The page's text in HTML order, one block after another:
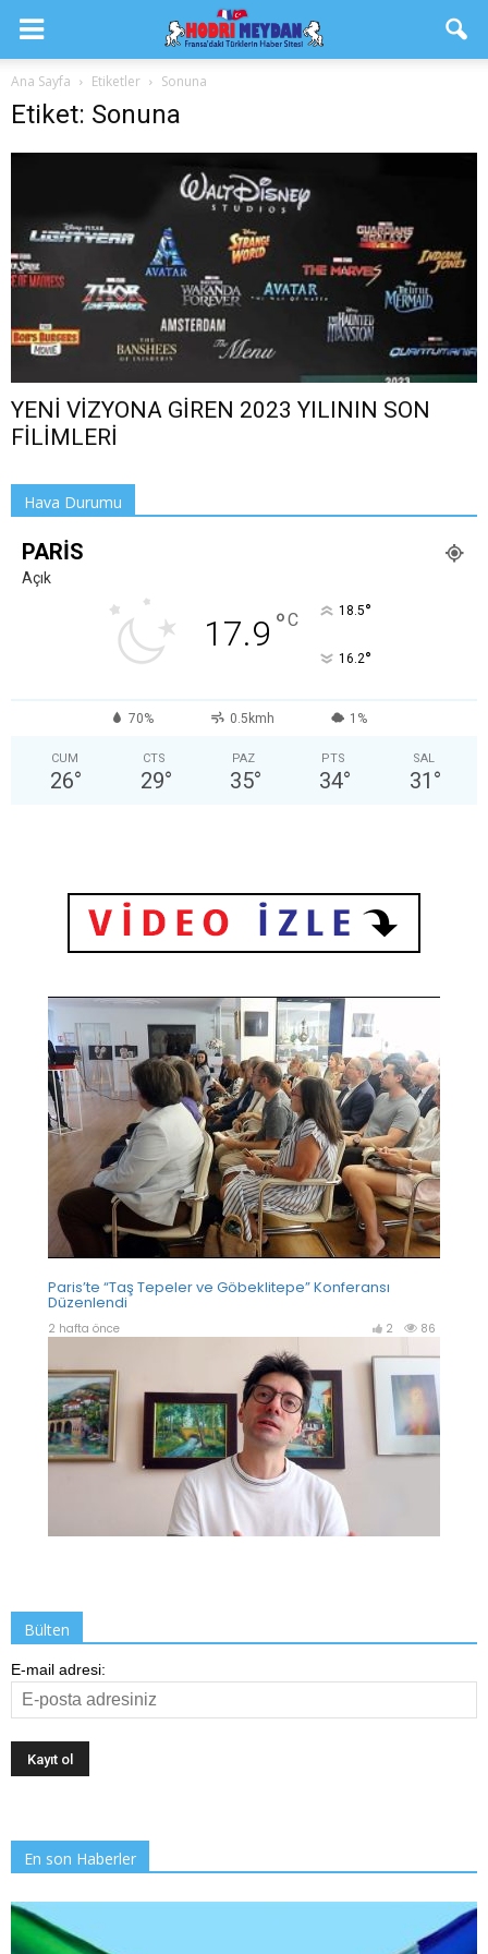
Ana Sayfa Etiketler Sonuna
Etiket: Sonuna
YENİ VİZYONA GİREN 2023 YILININ SON
FİLİMLERİ
Hava Durumu
PARIS
Açık
17.9 °C 18.5°
16.2°
70% 0.5kmh 1%
CUM
26°
CTS
29°
PAZ
35°
PTS
34°
SAL
31 °
Bülten
E-mail adresi:
En son Haberler